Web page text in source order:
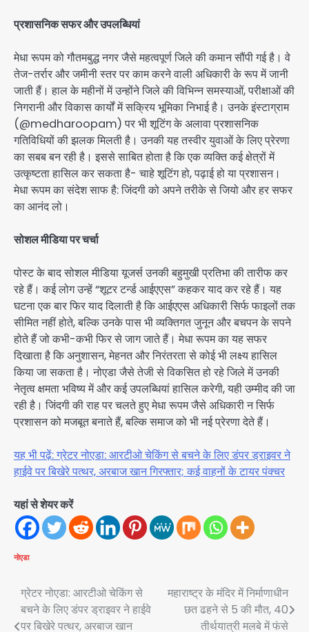
प्रशासनिक सफर और उपलब्धियां
मेधा रूपम को गौतमबुद्ध नगर जैसे महत्वपूर्ण जिले की कमान सौंपी गई है। वे
तेज-तर्रार और जमीनी स्तर पर काम करने वाली अधिकारी के रूप में जानी
जाती हैं। हाल के महीनों में उन्होंने जिले की विभिन्न समस्याओं, परीक्षाओं की
निगरानी और विकास कार्यों में सक्रिय भूमिका निभाई है। उनके इंस्टाग्राम
(@medharoopam) पर भी शूटिंग के अलावा प्रशासनिक
गतिविधियों की झलक मिलती है। उनकी यह तस्वीर युवाओं के लिए प्रेरणा
का सबब बन रही है। इससे साबित होता है कि एक व्यक्ति कई क्षेत्रों में
उत्कृष्टता हासिल कर सकता है- चाहे शूटिंग हो, पढ़ाई हो या प्रशासन।
मेधा रूपम का संदेश साफ है: जिंदगी को अपने तरीके से जियो और हर सफर
का आनंद लो।
सोशल मीडिया पर चर्चा
पोस्ट के बाद सोशल मीडिया यूजर्स उनकी बहुमुखी प्रतिभा की तारीफ कर
रहे हैं। कई लोग उन्हें “शूटर टर्न्ड आईएएस” कहकर याद कर रहे हैं। यह
घटना एक बार फिर याद दिलाती है कि आईएएस अधिकारी सिर्फ फाइलों तक
सीमित नहीं होते, बल्कि उनके पास भी व्यक्तिगत जुनून और बचपन के सपने
होते हैं जो कभी-कभी फिर से जाग जाते हैं। मेधा रूपम का यह सफर
दिखाता है कि अनुशासन, मेहनत और निरंतरता से कोई भी लक्ष्य हासिल
किया जा सकता है। नोएडा जैसे तेजी से विकसित हो रहे जिले में उनकी
नेतृत्व क्षमता भविष्य में और कई उपलब्धियां हासिल करेगी, यही उम्मीद की जा
रही है। जिंदगी की राह पर चलते हुए मेधा रूपम जैसे अधिकारी न सिर्फ
प्रशासन को मजबूत बनाते हैं, बल्कि समाज को भी नई प्रेरणा देते हैं।
यह भी पढ़ें: ग्रेटर नोएडा: आरटीओ चेकिंग से बचने के लिए डंपर ड्राइवर ने
हाईवे पर बिखेरे पत्थर, अरबाज खान गिरफ्तार; कई वाहनों के टायर पंक्चर
यहां से शेयर करें
नोएडा
Post
navigation
ग्रेटर नोएडा: आरटीओ चेकिंग से
बचने के लिए डंपर ड्राइवर ने हाईवे
पर बिखेरे पत्थर, अरबाज खान
महाराष्ट्र के मंदिर में निर्माणाधीन
छत ढहने से 5 की मौत, 40
तीर्थयात्री मलबे में फंसे